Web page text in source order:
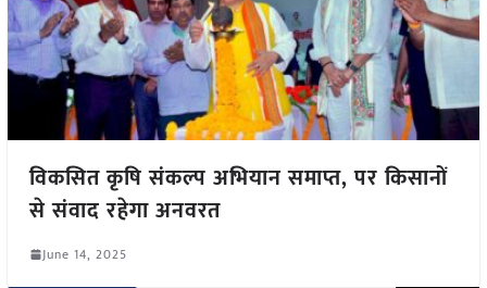
विकसित कृषि संकल्प अभियान समाप्त, पर किसानों
से संवाद रहेगा अनवरत
June 14, 2025